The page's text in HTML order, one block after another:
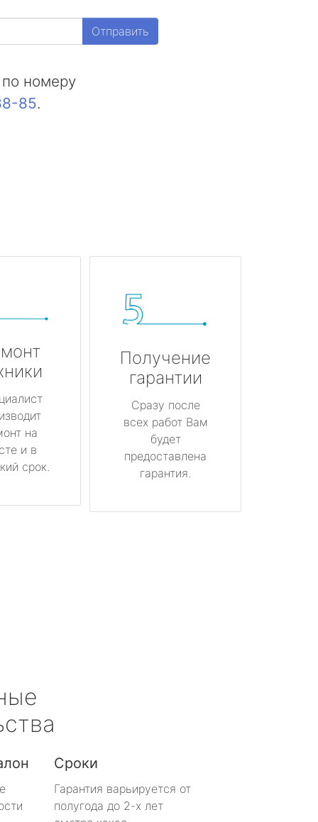
Отправить
номеру
85.
на
и в
срок.
Получение
гарантии
Сразу после
всех работ Вам
будет
предоставлена
гарантия.
Сроки
Гарантия варьируется от
полугода до 2-х лет